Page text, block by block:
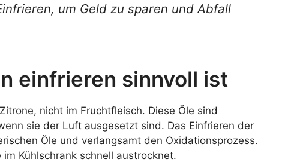
um Geld zu sparen und Abfall
einfrieren sinnvoll ist
nicht im Fruchtfleisch. Diese Öle sind
sie der Luft ausgesetzt sind. Das Einfrieren der
Öle und verlangsamt den Oxidationsprozess.
Kühlschrank schnell austrocknet.